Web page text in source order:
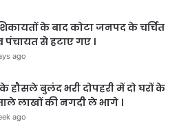
के बाद कोटा जनपद के चर्चित
पंचायत से हटाए गए ।
ago
के हौसले बुलंद भरी दोपहरी में दो घरों के
लाखों की नगदी ले भागे ।
ago